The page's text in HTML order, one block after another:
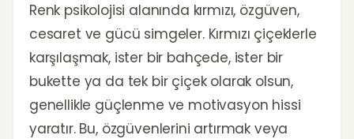
Renk psikolojisi alanında kırmızı, özgüven,
cesaret ve gücü simgeler. Kırmızı çiçeklerle
karşılaşmak, ister bir bahçede, ister bir
bukette ya da tek bir çiçek olarak olsun,
genellikle güçlenme ve motivasyon hissi
yaratır. Bu, özgüvenlerini artırmak veya